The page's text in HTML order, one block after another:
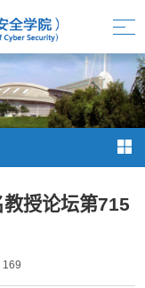
授论坛第715
169